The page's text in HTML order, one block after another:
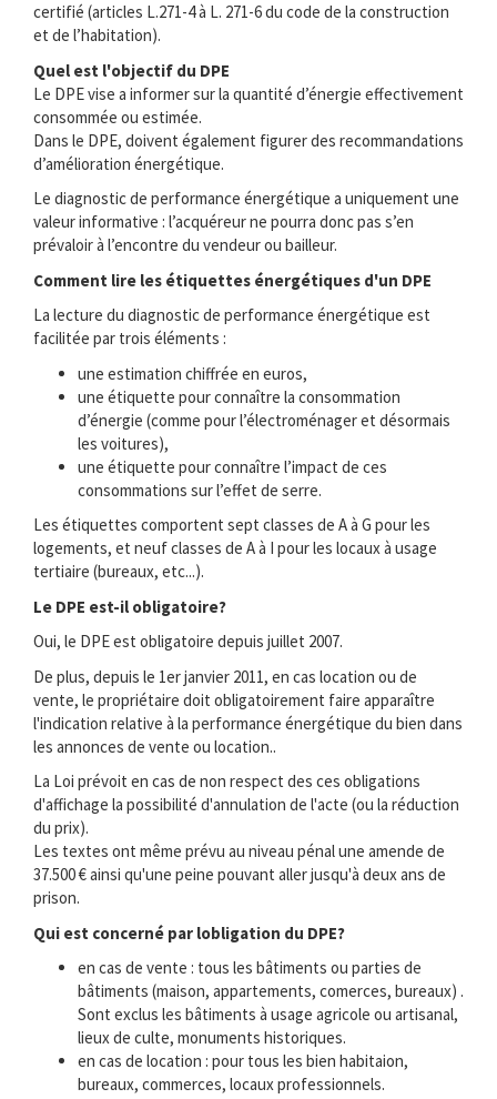
certifié (articles L.271-4 à L. 271-6 du code de la construction
et de l’habitation).
Quel est l'objectif du DPE
Le DPE vise a informer sur la quantité d’énergie effectivement
consommée ou estimée.
Dans le DPE, doivent également figurer des recommandations
d’amélioration énergétique.
Le diagnostic de performance énergétique a uniquement une
valeur informative : l’acquéreur ne pourra donc pas s’en
prévaloir à l’encontre du vendeur ou bailleur.
Comment lire les étiquettes énergétiques d'un DPE
La lecture du diagnostic de performance énergétique est
facilitée par trois éléments :
une estimation chiffrée en euros,
une étiquette pour connaître la consommation
d’énergie (comme pour l’électroménager et désormais
les voitures),
une étiquette pour connaître l’impact de ces
consommations sur l’effet de serre.
Les étiquettes comportent sept classes de A à G pour les
logements, et neuf classes de A à I pour les locaux à usage
tertiaire (bureaux, etc...).
Le DPE est-il obligatoire?
Oui, le DPE est obligatoire depuis juillet 2007.
De plus, depuis le 1er janvier 2011, en cas location ou de
vente, le propriétaire doit obligatoirement faire apparaître
l'indication relative à la performance énergétique du bien dans
les annonces de vente ou location..
La Loi prévoit en cas de non respect des ces obligations
d'affichage la possibilité d'annulation de l'acte (ou la réduction
du prix).
Les textes ont même prévu au niveau pénal une amende de
37.500 € ainsi qu'une peine pouvant aller jusqu'à deux ans de
prison.
Qui est concerné par lobligation du DPE?
en cas de vente : tous les bâtiments ou parties de
bâtiments (maison, appartements, comerces, bureaux) .
Sont exclus les bâtiments à usage agricole ou artisanal,
lieux de culte, monuments historiques.
en cas de location : pour tous les bien habitaion,
bureaux, commerces, locaux professionnels.